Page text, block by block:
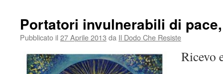
Portatori invulnerabili di
Pubblicato il 27 Aprile 2013 da Il Dodo Che Resiste
Ricevo